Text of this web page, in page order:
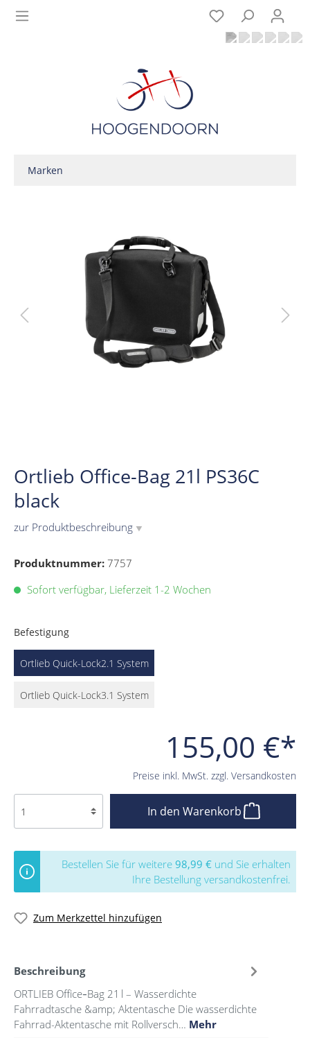
Marken
Ortlieb Office-Bag 21l PS36C
black
zur Produktbeschreibung ▼
Produktnummer: 7757
155,00 €*
Preise inkl. MwSt. zzgl. Versandkosten
Sofort verfügbar, Lieferzeit 1-2 Wochen
Befestigung
Ortlieb Quick-Lock2.1 System
Ortlieb Quick-Lock3.1 System
In den Warenkorb
Bestellen Sie für weitere 98,99 € und Sie erhalten
Ihre Bestellung versandkostenfrei.
Zum Merkzettel hinzufügen
Beschreibung
ORTLIEB Office‑Bag 21 l – Wasserdichte
Fahrradtasche &amp; Aktentasche Die wasserdichte
Fahrrad-Aktentasche mit Rollversch… Mehr